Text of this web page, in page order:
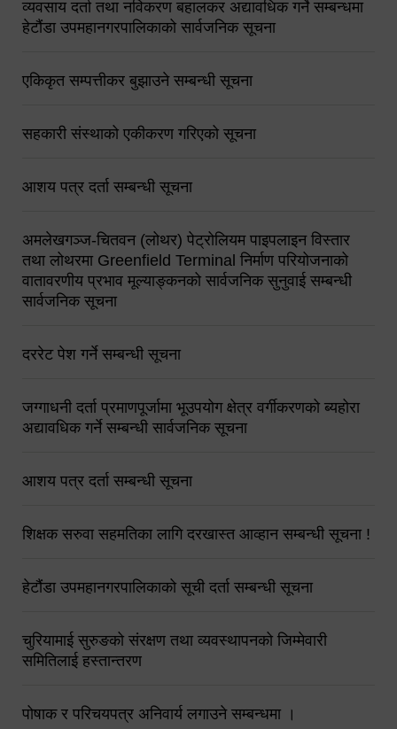
व्यवसाय दर्ता तथा नविकरण बहालकर अद्यावधिक गर्ने सम्बन्धमा
हेटौंडा उपमहानगरपालिकाको सार्वजनिक सूचना
एकिकृत सम्पत्तीकर बुझाउने सम्बन्धी सूचना
सहकारी संस्थाको एकीकरण गरिएको सूचना
आशय पत्र दर्ता सम्बन्धी सूचना
अमलेखगञ्ज-चितवन (लोथर) पेट्रोलियम पाइपलाइन विस्तार
तथा लोथरमा Greenfield Terminal निर्माण परियोजनाको
वातावरणीय प्रभाव मूल्याङ्कनको सार्वजनिक सुनुवाई सम्बन्धी
सार्वजनिक सूचना
दररेट पेश गर्ने सम्बन्धी सूचना
जग्गाधनी दर्ता प्रमाणपूर्जामा भूउपयोग क्षेत्र वर्गीकरणको ब्यहोरा
अद्यावधिक गर्ने सम्बन्धी सार्वजनिक सूचना
आशय पत्र दर्ता सम्बन्धी सूचना
शिक्षक सरुवा सहमतिका लागि दरखास्त आव्हान सम्बन्धी सूचना !
हेटौंडा उपमहानगरपालिकाको सूची दर्ता सम्बन्धी सूचना
चुरियामाई सुरुङको संरक्षण तथा व्यवस्थापनको जिम्मेवारी
समितिलाई हस्तान्तरण
पोषाक र परिचयपत्र अनिवार्य लगाउने सम्बन्धमा ।